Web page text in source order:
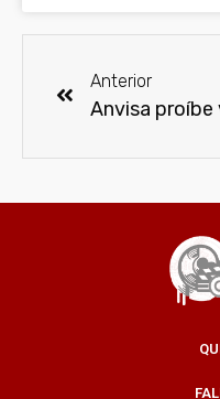
Anterior